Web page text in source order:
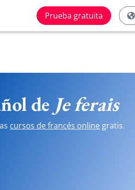
Prueba gratuita
de Je ferais
cursos de francés online gratis.